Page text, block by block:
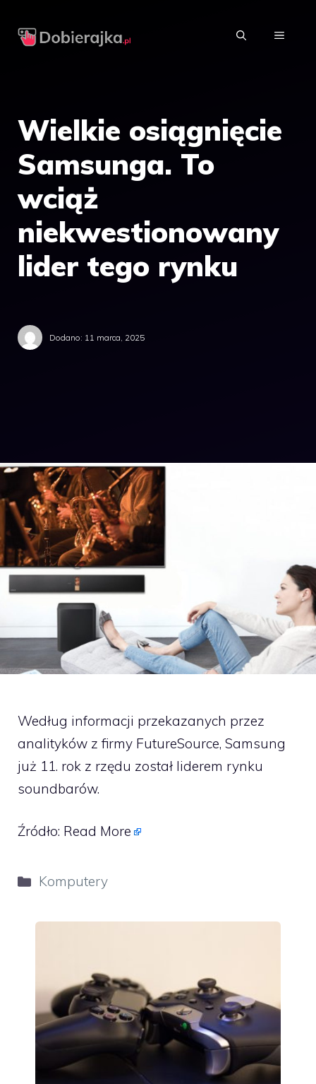
MENU
Wielkie osiągnięcie
Samsunga. To
wciąż
niekwestionowany
lider tego rynku
Dodano: 11 marca, 2025
Według informacji przekazanych przez
analityków z firmy FutureSource, Samsung
już 11. rok z rzędu został liderem rynku
soundbarów.
Źródło: Read More
Kategorie
Komputery